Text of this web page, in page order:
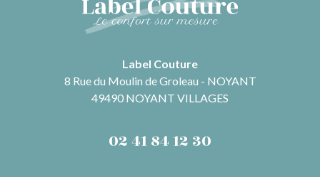
Label Couture
8 Rue du Moulin de Groleau - NOYANT
49490 NOYANT VILLAGES
02 41 84 12 30